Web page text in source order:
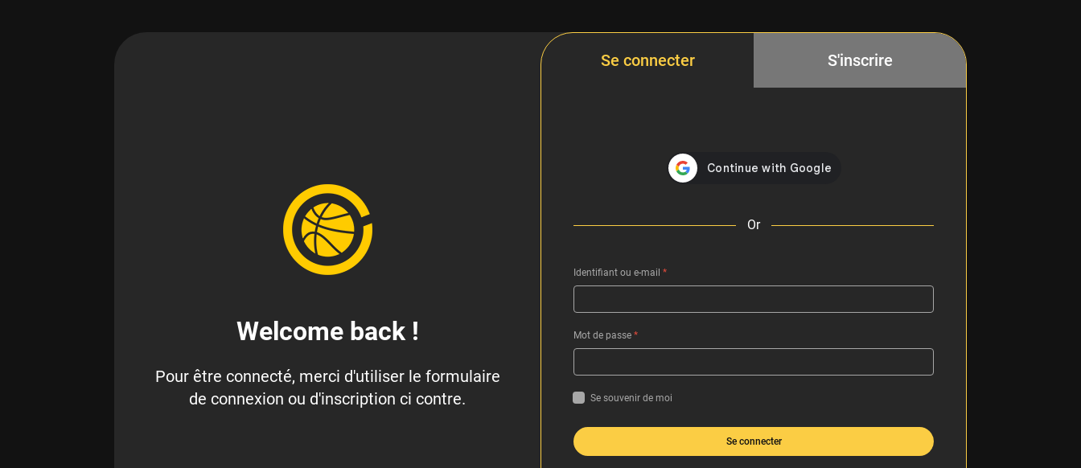
Welcome back !
Pour être connecté, merci d'utiliser le formulaire
de connexion ou d'inscription ci contre.
Se connecter S'inscrire
Or
Identifiant ou e-mail *
Mot de passe *
Se souvenir de moi
Se connecter